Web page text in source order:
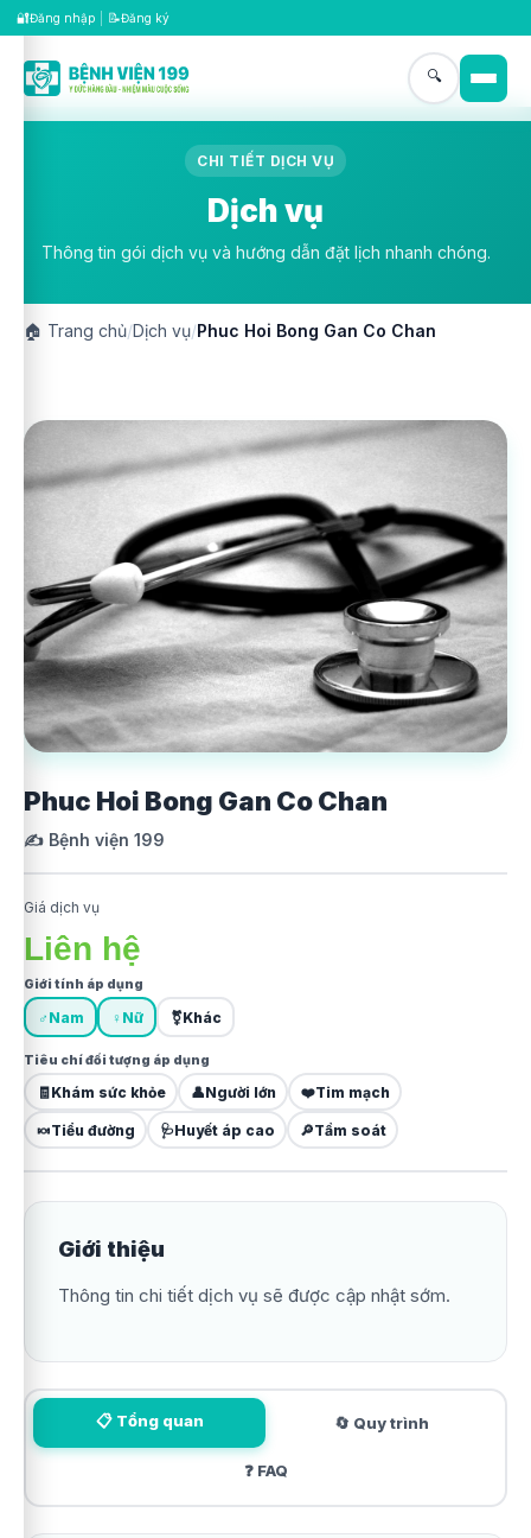
🔐Đăng nhập 📝Đăng ký
🔍
CHI TIẾT DỊCH VỤ
Dịch vụ
Thông tin gói dịch vụ và hướng dẫn đặt lịch nhanh chóng.
🏠 Trang chủ/Dịch vụ/Phuc Hoi Bong Gan Co Chan
Phuc Hoi Bong Gan Co Chan
✍️ Bệnh viện 199
Giá dịch vụ
Liên hệ
Giới tính áp dụng
♂ Nam ♀ Nữ ⚧Khác
Tiêu chí đối tượng áp dụng
🧾Khám sức khỏe 👤Người lớn ❤️Tim mạch
🍬Tiểu đường 🩺Huyết áp cao 🔎Tầm soát
Giới thiệu
Thông tin chi tiết dịch vụ sẽ được cập nhật sớm.
📋 Tổng quan 🔄 Quy trình
❓ FAQ